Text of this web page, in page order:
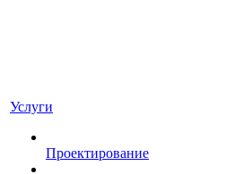
Услуги
Проектирование